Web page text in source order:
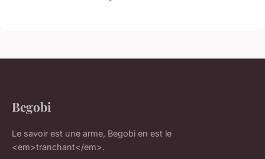
Begobi
Le savoir est une arme, Begobi en est le
<em>tranchant</em>.